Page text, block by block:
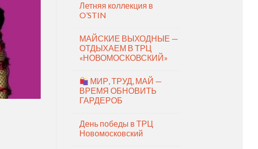
Летняя коллекция в
O’STIN
МАЙСКИЕ ВЫХОДНЫЕ —
ОТДЫХАЕМ В ТРЦ
«НОВОМОСКОВСКИЙ»
МИР, ТРУД, МАЙ —
ВРЕМЯ ОБНОВИТЬ
ГАРДЕРОБ
День победы в ТРЦ
Новомосковский